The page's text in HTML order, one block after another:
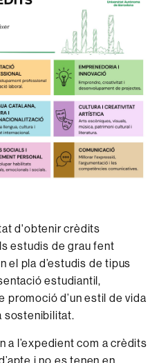
d'obtenir crèdits
estudis de grau fent
el pla d’estudis de tipus
estudiantil,
promoció d’un estil de vida
sostenibilitat.
a l’expedient com a crèdits
i no es tenen en